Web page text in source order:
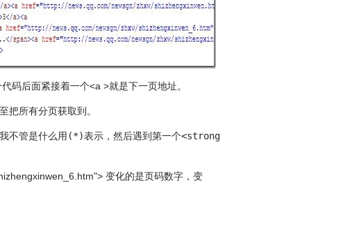
码后面紧接着一个<a >就是下一页地址。
把所有分页获取到。
管是什么用(*)表示，然后遇到第一个<strong>(*)strong>，因为页码也
变化的是页码数字，变